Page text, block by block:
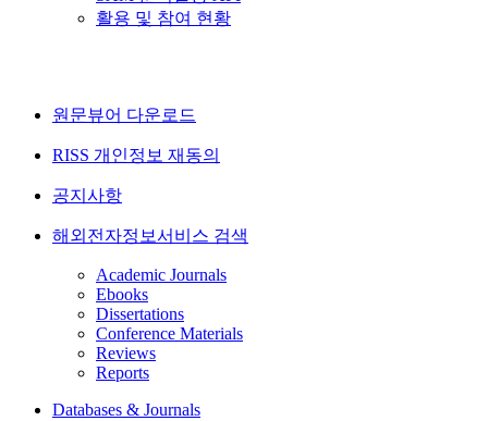
활용 및 참여 현황
원문뷰어 다운로드
RISS 개인정보 재동의
공지사항
해외전자정보서비스 검색
Academic Journals
Ebooks
Dissertations
Conference Materials
Reviews
Reports
Databases & Journals